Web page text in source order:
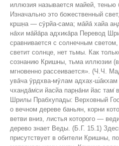
иллюзия называется майей, тенью
Изначально это божественный
кр̣шн̣а — сӯрйа-сама; ма̄йа̄ хайа
на̄хи ма̄йа̄ра адхика̄ра Перевод
сравнивается с солнечным
светит солнце, нет тьмы. Как
сознанию Кришны, тьма иллюзии
мгновенно рассеивается». (Ч.Ч.
ува̄ча ӯрдхва-мӯлам адхах̣-
чханда̄м̇си йасйа парн̣а̄ни йас там̇
Шрилы Прабхупады: Верховный
о вечном дереве баньян, корни
ветви вниз, листья которого —
дерево знает Веды. (Б.Г. 15.1)
присутствует в обители Кришны,